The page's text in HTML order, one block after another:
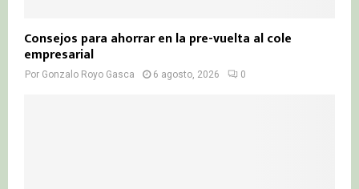
Consejos para ahorrar en la pre-vuelta al cole
empresarial
Por Gonzalo Royo Gasca 6 agosto, 2026 0